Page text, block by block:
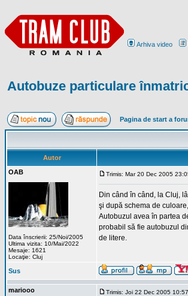
Arhiva video
Autobuze particulare
Pagina de start a
Autor
OAB
Data înscrierii: 25/Noi/2005
Ultima vizita: 10/Mai/2022
Mesaje: 1621
Locaţie: Cluj
Trimis: Mar 20 Dec 2005
Din când în când, la Cluj,
şi după schema de
Autobuzul avea în partea
probabil să fie autobuzul
de litere.
Sus
mariooo Trimis: Joi 22 Dec 2005